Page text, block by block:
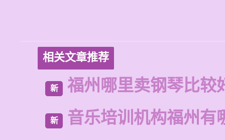
相关文章推荐
新 福州哪里卖钢琴比较
新 音乐培训机构福州有